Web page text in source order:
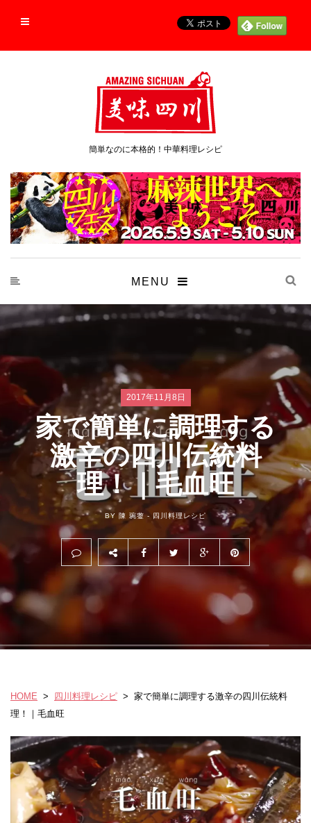
簡単なのに本格的！中華料理レシピ
MENU
2017年11月8日
家で簡単に調理する
激辛の四川伝統料
理！｜毛血旺
BY 陳 琬蓥 - 四川料理レシピ
HOME > 四川料理レシピ > 家で簡単に調理する激辛の四川伝統料
理！｜毛血旺